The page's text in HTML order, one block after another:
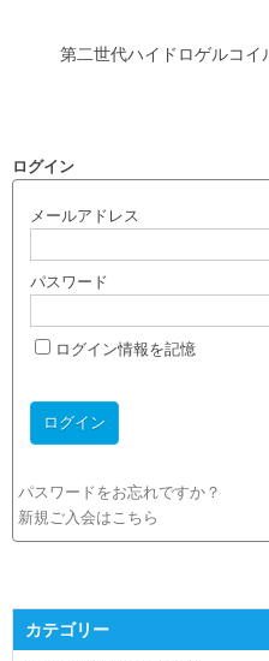
第二世代ハイドロゲルコイ
ログイン
メールアドレス
パスワード
ログイン情報を記憶
パスワードをお忘れですか？
新規ご入会はこちら
カテゴリー